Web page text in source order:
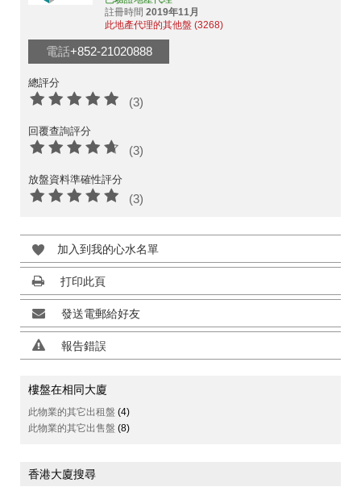
註冊時間 2019年11月
此地產代理的其他盤 (3268)
電話+852-21020888
總評分
(3)
回覆查詢評分
(3)
放盤資料準確性評分
(3)
加入到我的心水名單
打印此頁
發送電郵給好友
報告錯誤
樓盤在相同大廈
此物業的其它出租盤 (4)
此物業的其它出售盤 (8)
香港大廈搜尋